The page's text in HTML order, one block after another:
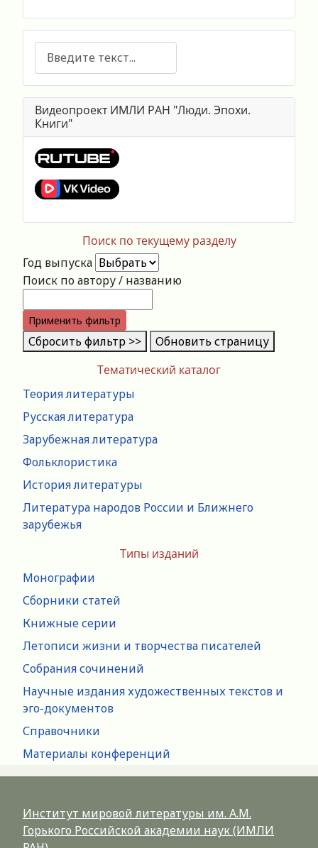
Тематический каталог
Теория литературы
Русская литература
Зарубежная литература
Фольклористика
История литературы
Литература народов России и Ближнего
зарубежья
Типы изданий
Монографии
Сборники статей
Книжные серии
Летописи жизни и творчества писателей
Собрания сочинений
Научные издания художественных текстов и
эго-документов
Справочники
Материалы конференций
Поиск
Видеопроект ИМЛИ РАН "Люди. Эпохи.
Книги"
Поиск по текущему разделу
Год выпуска
Поиск по автору / названию
Применить фильтр
Сбросить фильтр >> Обновить страницу
Институт мировой литературы им. А.М.
Горького Российской академии наук (ИМЛИ